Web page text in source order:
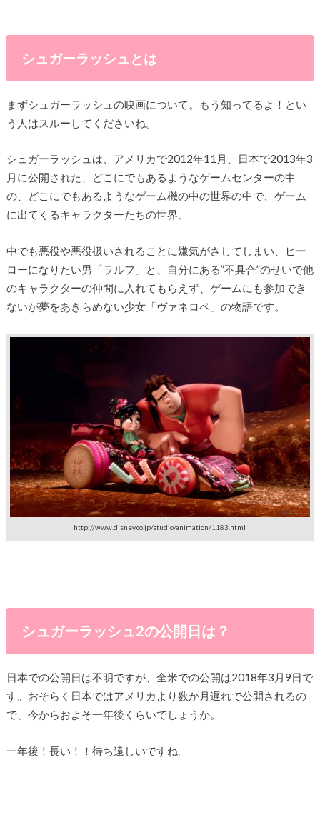
シュガーラッシュとは
まずシュガーラッシュの映画について。もう知ってるよ！とい
う人はスルーしてくださいね。
シュガーラッシュは、アメリカで2012年11月、日本で2013年3
月に公開された、どこにでもあるようなゲームセンターの中
の、どこにでもあるようなゲーム機の中の世界の中で、ゲーム
に出てくるキャラクターたちの世界、
中でも悪役や悪役扱いされることに嫌気がさしてしまい、ヒー
ローになりたい男「ラルフ」と、自分にある”不具合”のせいで他
のキャラクターの仲間に入れてもらえず、ゲームにも参加でき
ないが夢をあきらめない少女「ヴァネロペ」の物語です。
http://www.disney.co.jp/studio/animation/1183.html
シュガーラッシュ2の公開日は？
日本での公開日は不明ですが、全米での公開は2018年3月9日で
す。おそらく日本ではアメリカより数か月遅れで公開されるの
で、今からおよそ一年後くらいでしょうか。
一年後！長い！！待ち遠しいですね。